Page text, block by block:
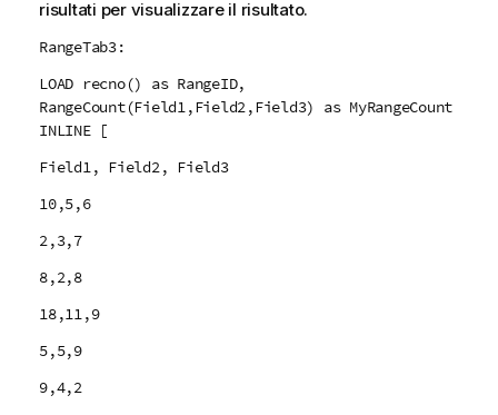
risultati per visualizzare il risultato.
RangeTab3:
LOAD recno() as RangeID,
RangeCount(Field1,Field2,Field3) as MyRangeCount
INLINE [
Field1, Field2, Field3
10,5,6
2,3,7
8,2,8
18,11,9
5,5,9
9,4,2